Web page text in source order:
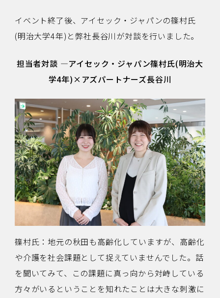
イベント終了後、アイセック・ジャパンの篠村氏
(明治大学4年)と弊社長谷川が対談を行いました。
担当者対談 ―アイセック・ジャパン篠村氏(明治大
学4年)×アズパートナーズ長谷川
篠村氏：地元の秋田も高齢化していますが、高齢化
や介護を社会課題として捉えていませんでした。話
を聞いてみて、この課題に真っ向から対峙している
方々がいるということを知れたことは大きな刺激に